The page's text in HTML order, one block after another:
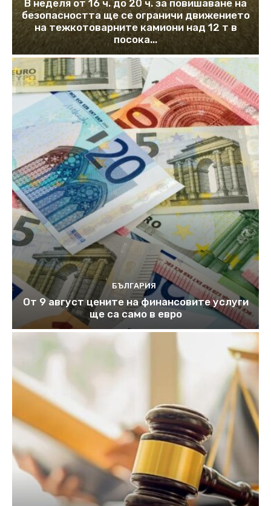
В неделя от 16 ч. до 20 ч. за повишаване на
безопасността ще се ограничи движението
на тежкотоварните камиони над 12 т в
посока...
БЪЛГАРИЯ
От 9 август цените на финансовите услуги
ще са само в евро